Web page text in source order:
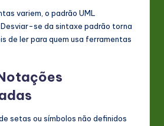
variem, o padrão UML
se da sintaxe padrão torna
de ler para quem usa ferramentas
setas ou símbolos não definidos